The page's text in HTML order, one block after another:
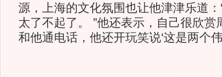
源，上海的文化氛围也让他津津乐道
太了不起了。 ”他还表示，自己很欣赏
和他通电话，他还开玩笑说‘这是两个